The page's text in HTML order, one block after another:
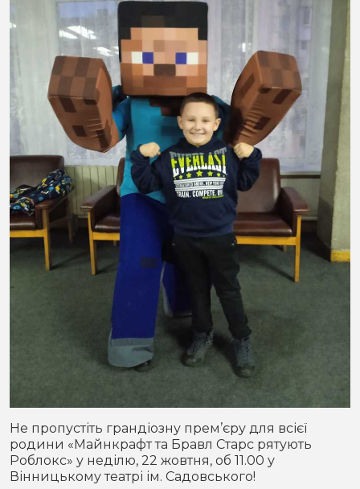
Не пропустіть грандіозну прем’єру для всієї
родини «Майнкрафт та Бравл Старс рятують
Роблокс» у неділю, 22 жовтня, об 11.00 у
Вінницькому театрі ім. Садовського!